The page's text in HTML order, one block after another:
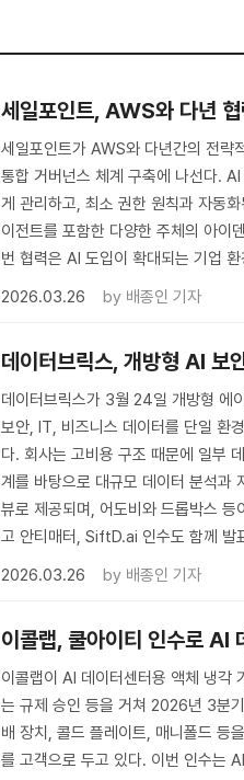
세일포인트, AWS와 다년
세일포인트가 AWS와 다년간의 전략
통합 거버넌스 체계 구축에 나선다.
게 관리하고, 최소 권한 원칙과 자동
이전트를 포함한 다양한 주체의 아이
번 협력은 AI 도입이 확대되는 기업
2026.03.26
by 배종인 기자
데이터브릭스, 개방형 AI 보
데이터브릭스가 3월 24일 개방형 에
보안, IT, 비즈니스 데이터를 단일 환
다. 회사는 고비용 구조 때문에 일부
계를 바탕으로 대규모 데이터 분석과
뷰로 제공되며, 어도비와 드롭박스
고 안티매터, SiftD.ai 인수도 함께 발
2026.03.26
by 배종인 기자
이콜랩, 쿨아이티 인수로 AI
이콜랩이 AI 데이터센터용 액체 냉각
는 규제 승인 등을 거쳐 2026년 3분
배 장치, 콜드 플레이트, 매니폴드 등
를 고객으로 두고 있다. 이번 인수는